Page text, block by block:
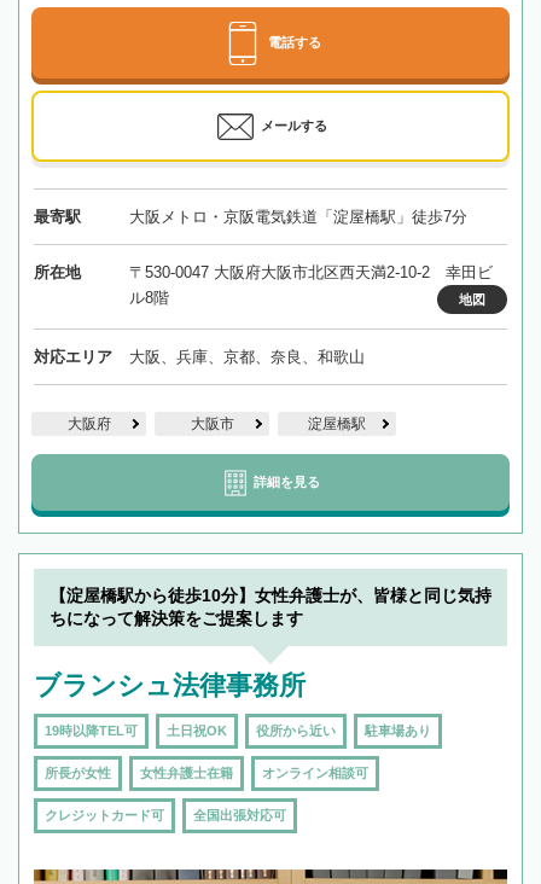
電話する
メールする
最寄駅 大阪メトロ・京阪電気鉄道「淀屋橋駅」徒歩7分
所在地
〒530-0047 大阪府大阪市北区西天満2-10-2 幸田ビ
ル8階
地図
対応エリア 大阪、兵庫、京都、奈良、和歌山
大阪府 大阪市 淀屋橋駅
詳細を見る
【淀屋橋駅から徒歩10分】女性弁護士が、皆様と同じ気持
ちになって解決策をご提案します
ブランシュ法律事務所
19時以降TEL可 土日祝OK 役所から近い 駐車場あり
所長が女性 女性弁護士在籍 オンライン相談可
クレジットカード可 全国出張対応可